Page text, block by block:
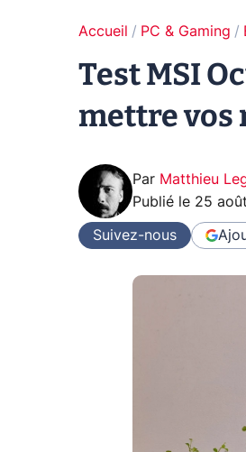
Accueil PC & Gaming
Test MSI
mettre vos
Par Matthieu
Publié le 25
Suivez-nous